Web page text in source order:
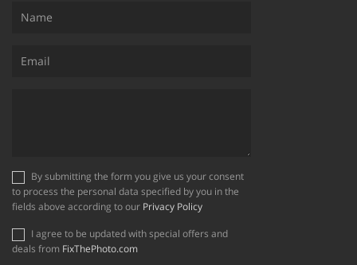
to process the personal data specified by you in the
fields above according to our Privacy Policy
deals from FixThePhoto.com